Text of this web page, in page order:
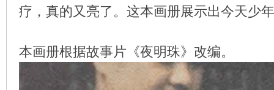
疗，真的又亮了。这本画册展示出今天少
本画册根据故事片《夜明珠》改编。